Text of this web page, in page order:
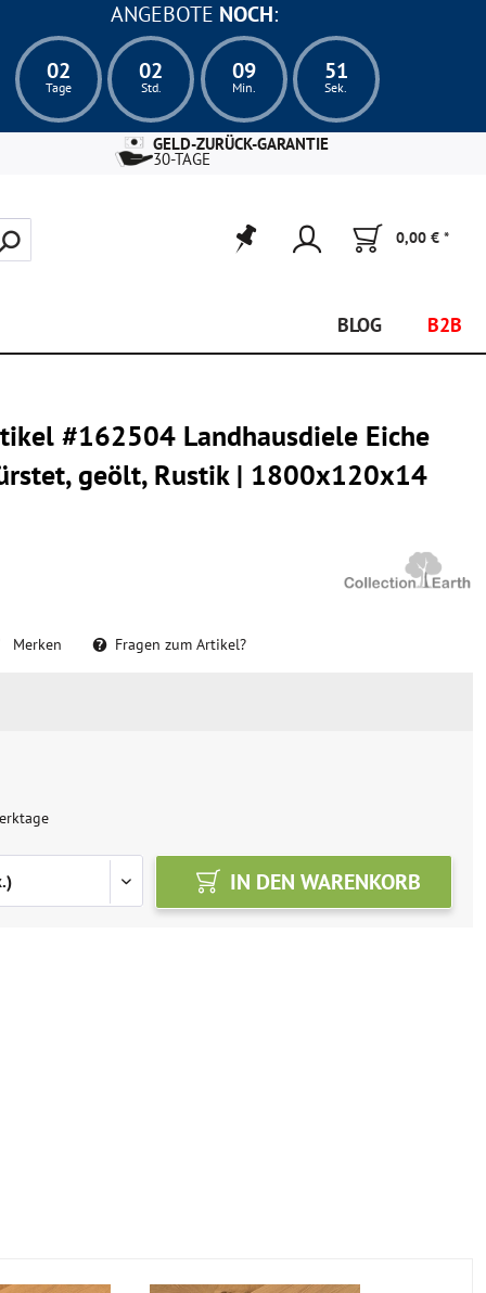
ANGEBOTE NOCH:
02
Tage
02
Std.
09
Min.
50
Sek.
GELD-ZURÜCK-GARANTIE
30-TAGE
0,00 € *
BLOG B2B
#162504 Landhausdiele Eiche
geölt, Rustik | 1800x120x14
Merken Fragen zum Artikel?
IN DEN WARENKORB